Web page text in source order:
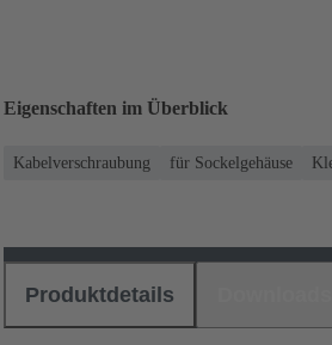
Eigenschaften im Überblick
Kabelverschraubung für Sockelgehäuse
Produktdetails